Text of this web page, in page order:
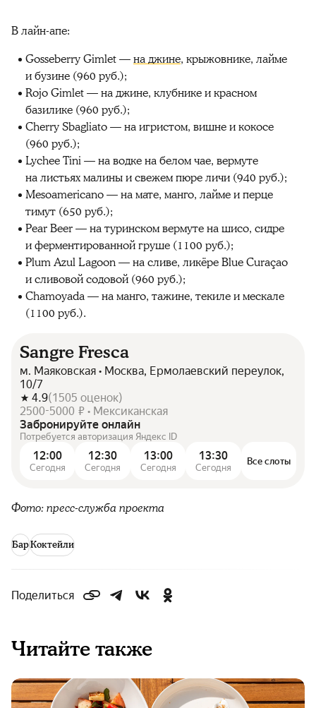
В лайн-апе:
Gosseberry Gimlet —на джине, крыжовнике, лайме
и бузине (960 руб.);
Rojo Gimlet — на джине, клубнике и красном
базилике (960 руб.);
Cherry Sbagliato — на игристом, вишне и кокосе
(960 руб.);
Lychee Tini — на водке на белом чае, вермуте
на листьях малины и свежем пюре личи (940 руб.);
Mesoamericano — на мате, манго, лайме и перце
тимут (650 руб.);
Pear Beer — на туринском вермуте на шисо, сидре
и ферментированной груше (1100 руб.);
Plum Azul Lagoon — на сливе, ликёре Blue Curaçao
и сливовой содовой (960 руб.);
Chamoyada — на манго, тажине, текиле и мескале
(1100 руб.).
Sangre Fresca
м. Маяковская • Москва, Ермолаевский переулок,
10/7
4.9(1505 оценок)
2500-5000 ₽ • Мексиканская
Забронируйте онлайн
Потребуется авторизация Яндекс ID
12:00
Сегодня
12:30
Сегодня
13:00
Сегодня
13:30
Сегодня
Все слоты
Фото: пресс-служба проекта
БарКоктейли
Поделиться
Читайте также